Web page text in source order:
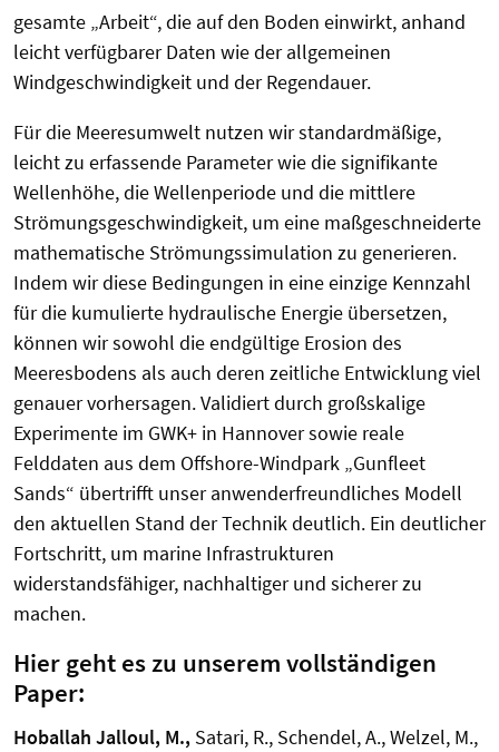
gesamte „Arbeit“, die auf den Boden einwirkt, anhand
leicht verfügbarer Daten wie der allgemeinen
Windgeschwindigkeit und der Regendauer.
Für die Meeresumwelt nutzen wir standardmäßige,
leicht zu erfassende Parameter wie die signifikante
Wellenhöhe, die Wellenperiode und die mittlere
Strömungsgeschwindigkeit, um eine maßgeschneiderte
mathematische Strömungssimulation zu generieren.
Indem wir diese Bedingungen in eine einzige Kennzahl
für die kumulierte hydraulische Energie übersetzen,
können wir sowohl die endgültige Erosion des
Meeresbodens als auch deren zeitliche Entwicklung viel
genauer vorhersagen. Validiert durch großskalige
Experimente im GWK+ in Hannover sowie reale
Felddaten aus dem Offshore-Windpark „Gunfleet
Sands“ übertrifft unser anwenderfreundliches Modell
den aktuellen Stand der Technik deutlich. Ein deutlicher
Fortschritt, um marine Infrastrukturen
widerstandsfähiger, nachhaltiger und sicherer zu
machen.
Hier geht es zu unserem vollständigen
Paper:
Hoballah Jalloul, M., Satari, R., Schendel, A., Welzel, M.,